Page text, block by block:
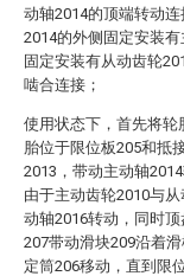
动轴2014的顶端转动
2014的外侧固定安装
固定安装有从动齿轮
啮合连接；
使用状态下，首先将轮
胎位于限位板205和抵
2013，带动主动轴
由于主动齿轮2010与
动轴2016转动，同时
207带动滑块209沿着
定筒206移动，直到限